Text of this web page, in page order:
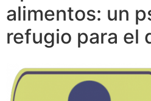
alimentos: un
refugio para el